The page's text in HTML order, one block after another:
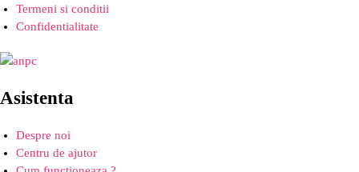
Termeni si conditii
Confidentialitate
Asistenta
Despre noi
Centru de ajutor